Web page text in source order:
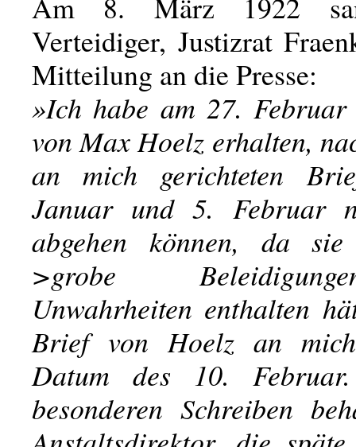
Verteidiger, Justizrat
Mitteilung an die Presse:
»Ich habe am 27.
von Max Hoelz erhalten,
an mich gerichteten
Januar und 5. Februar
abgehen können, da sie
>grobe
Unwahrheiten enthalten
Brief von Hoelz an
Datum des 10.
besonderen Schreiben